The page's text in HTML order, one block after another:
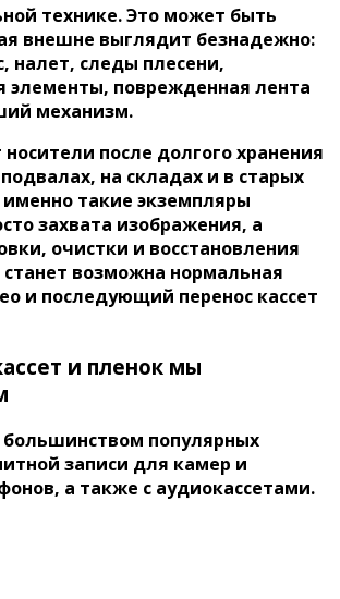
технике. Это может быть
внешне выглядит безнадежно:
налет, следы плесени,
элементы, поврежденная лента
механизм.
после долгого хранения
на складах и в старых
именно такие экземпляры
захвата изображения, а
очистки и восстановления
возможна нормальная
и последующий перенос кассет
и пленок мы
популярных
записи для камер и
а также с аудиокассетами.